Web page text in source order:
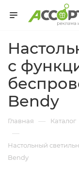
с
Bendy
Главная — Каталог
—
Настольный
Bendy